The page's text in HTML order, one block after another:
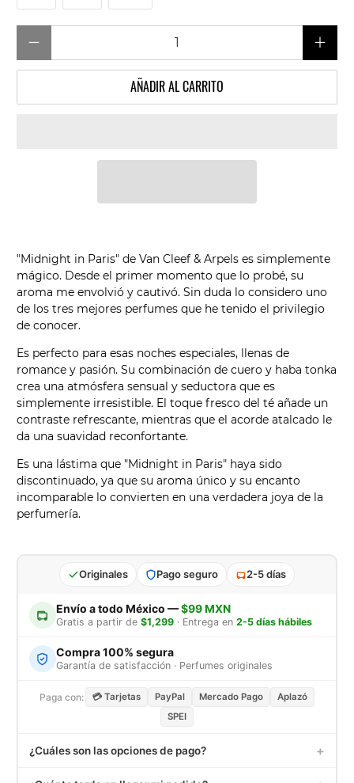
AÑADIR AL CARRITO
"Midnight in Paris" de Van Cleef & Arpels es simplemente
mágico. Desde el primer momento que lo probé, su
aroma me envolvió y cautivó. Sin duda lo considero uno
de los tres mejores perfumes que he tenido el privilegio
de conocer.
Es perfecto para esas noches especiales, llenas de
romance y pasión. Su combinación de cuero y haba tonka
crea una atmósfera sensual y seductora que es
simplemente irresistible. El toque fresco del té añade un
contraste refrescante, mientras que el acorde atalcado le
da una suavidad reconfortante.
Es una lástima que "Midnight in Paris" haya sido
discontinuado, ya que su aroma único y su encanto
incomparable lo convierten en una verdadera joya de la
perfumería.
Originales Pago seguro 2-5 días
Envío a todo México —$99 MXN
Gratis a partir de $1,299· Entrega en 2-5 días hábiles
Compra 100% segura
Garantía de satisfacción · Perfumes originales
Paga con: 💳 Tarjetas PayPal Mercado Pago
Aplazó
SPEI
¿Cuáles son las opciones de pago? +